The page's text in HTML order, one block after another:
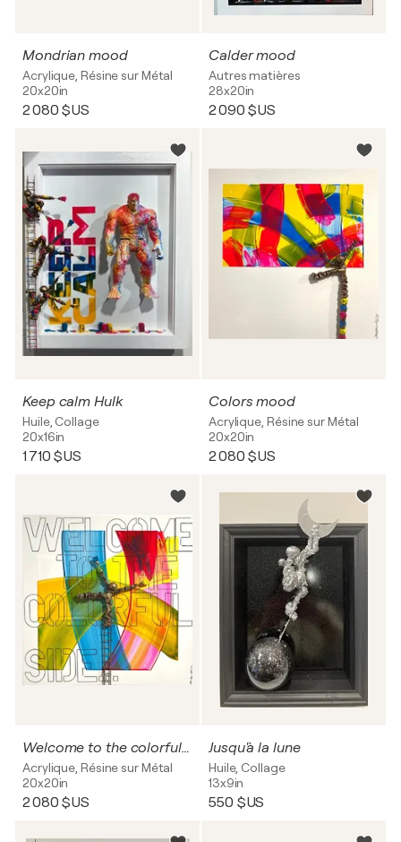
Mondrian mood
Acrylique, Résine sur Métal
20x20in
2 080 $US
Calder mood
Autres matières
28x20in
2 090 $US
Keep calm Hulk
Huile, Collage
20x16in
1 710 $US
Colors mood
Acrylique, Résine sur Métal
20x20in
2 080 $US
Welcome to the colorful side
Acrylique, Résine sur Métal
20x20in
2 080 $US
Jusqu'à la lune
Huile, Collage
13x9in
550 $US